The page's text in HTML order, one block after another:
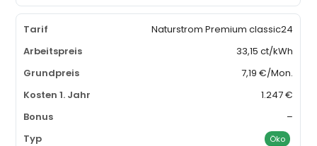
Naturstrom Premium classic24
33,15 ct/kWh
7,19 €/Mon.
1.247 €
–
Öko